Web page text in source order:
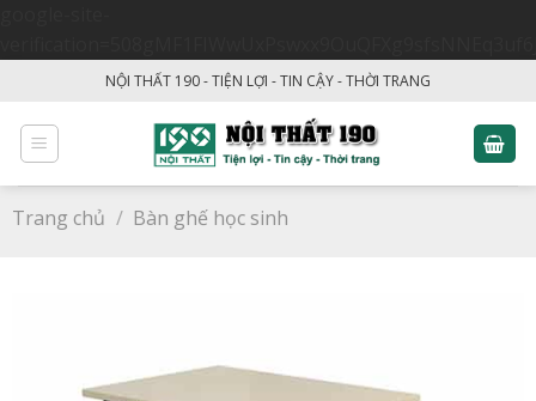
content
NỘI THẤT 190 - TIỆN LỢI - TIN CẬY - THỜI TRANG
Trang chủ / Bàn ghế học sinh